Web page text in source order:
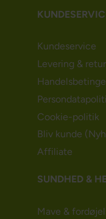
Kundeservice
Levering & retur
Cookie-politik
Bliv kunde
Affiliate
SUNDHED &
Mave &